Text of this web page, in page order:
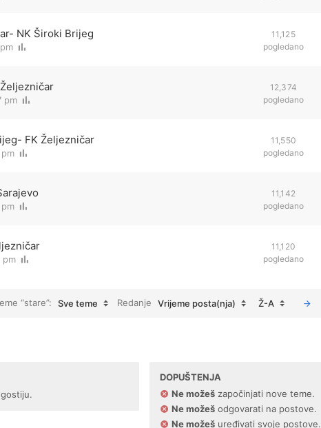
NK Široki Brijeg
11,125
pogledano
pm
12,374
pogledano
FK Željezničar
11,550
pogledano
11,142
pogledano
pm
11,120
pogledano
“stare”: Sve teme Redanje Vrijeme posta(nja) Ž-A
DOPUŠTENJA
Ne možešzapočinjati nove teme.
Ne možešodgovarati na postove.
Ne možešuređivati svoje postove.